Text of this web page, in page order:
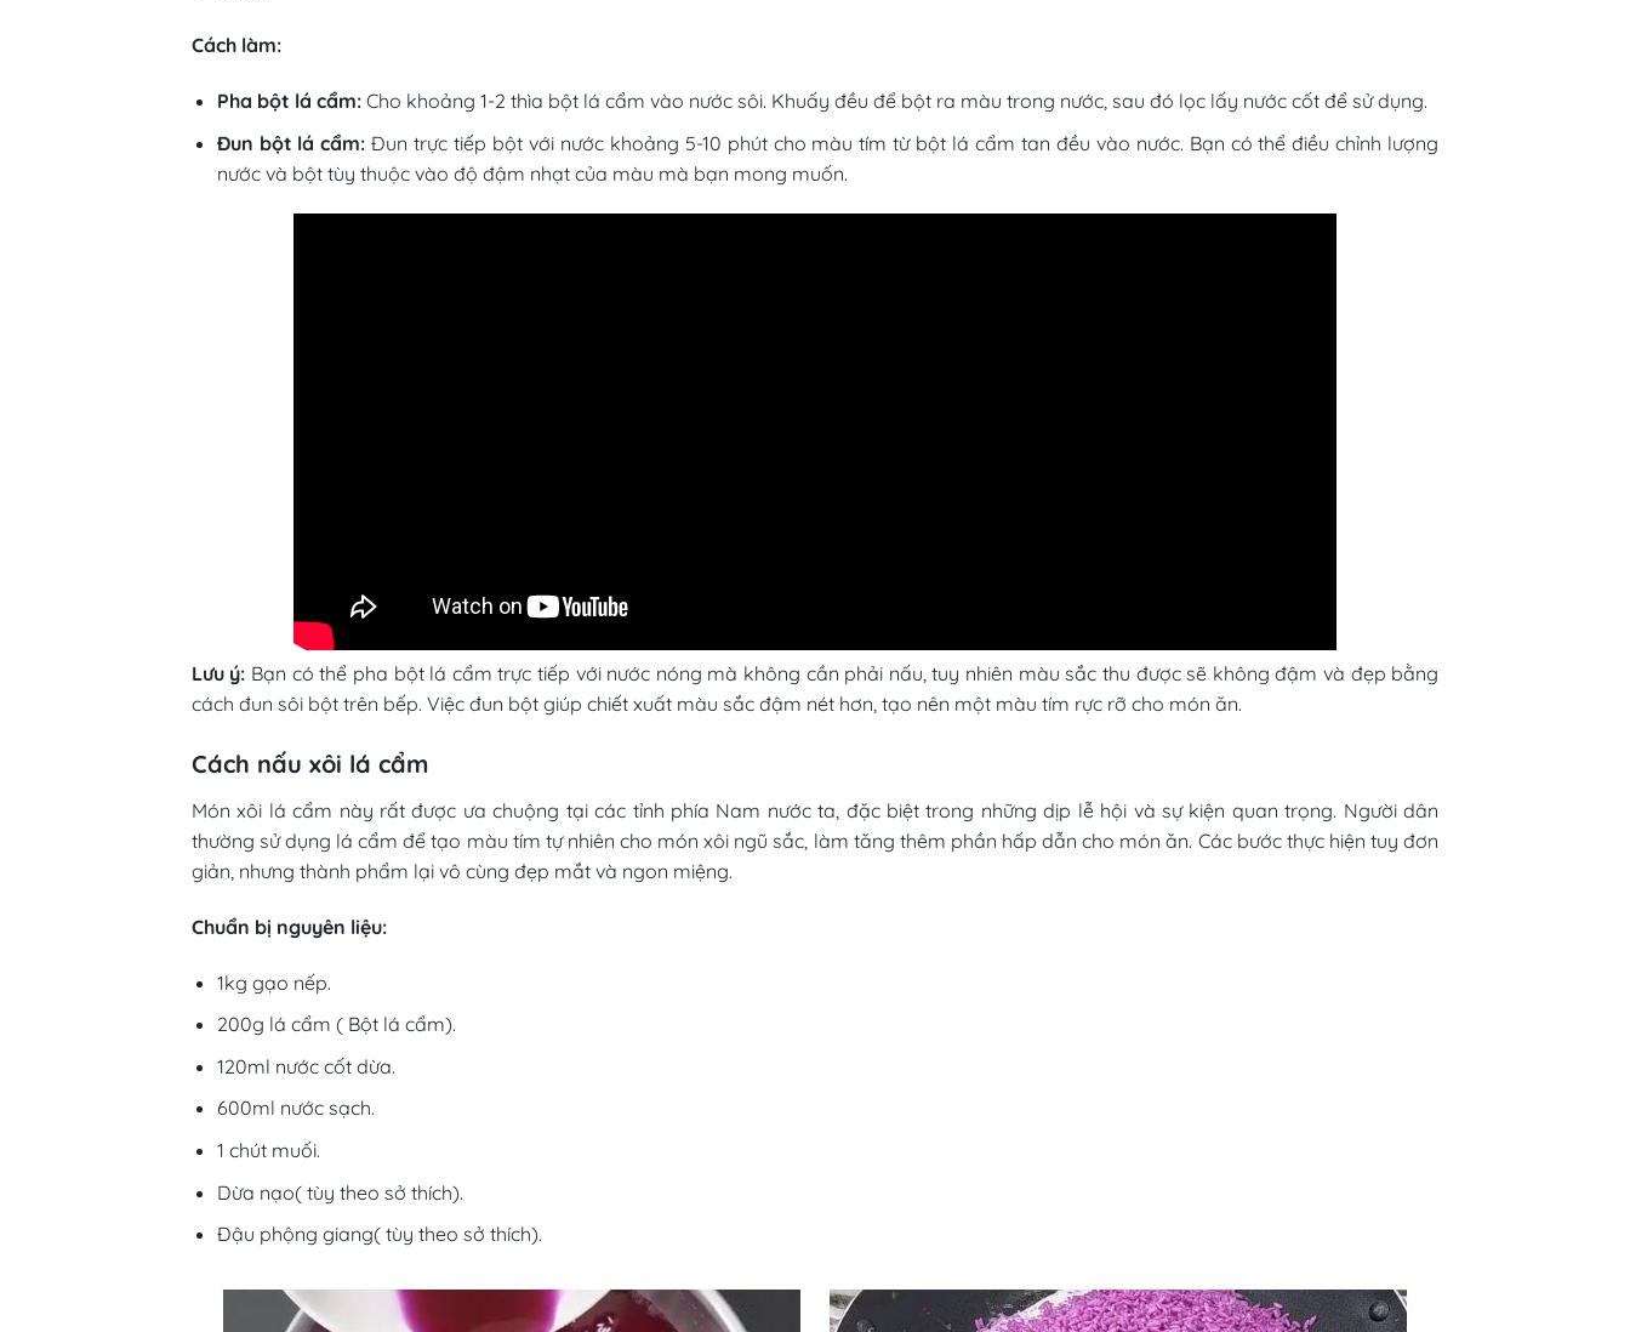
Cách làm:
Pha bột lá cẩm:Cho khoảng 1-2 thìa bột lá cẩm vào nước sôi. Khuấy đều để bột ra màu trong nước, sau đó lọc lấy nước cốt để sử dụng.
Đun bột lá cẩm: Đun trực tiếp bột với nước khoảng 5-10 phút cho màu tím từ bột lá cẩm tan đều vào nước. Bạn có thể điều chỉnh lượng
nước và bột tùy thuộc vào độ đậm nhạt của màu mà bạn mong muốn.
Lưu ý: Bạn có thể pha bột lá cẩm trực tiếp với nước nóng mà không cần phải nấu, tuy nhiên màu sắc thu được sẽ không đậm và đẹp bằng
cách đun sôi bột trên bếp. Việc đun bột giúp chiết xuất màu sắc đậm nét hơn, tạo nên một màu tím rực rỡ cho món ăn.
Cách nấu xôi lá cẩm
Món xôi lá cẩm này rất được ưa chuộng tại các tỉnh phía Nam nước ta, đặc biệt trong những dịp lễ hội và sự kiện quan trọng. Người dân
thường sử dụng lá cẩm để tạo màu tím tự nhiên cho món xôi ngũ sắc, làm tăng thêm phần hấp dẫn cho món ăn. Các bước thực hiện tuy đơn
giản, nhưng thành phẩm lại vô cùng đẹp mắt và ngon miệng.
Chuẩn bị nguyên liệu:
1kg gạo nếp.
200g lá cẩm ( Bột lá cẩm).
120ml nước cốt dừa.
600ml nước sạch.
1 chút muối.
Dừa nạo( tùy theo sở thích).
Đậu phộng giang( tùy theo sở thích).